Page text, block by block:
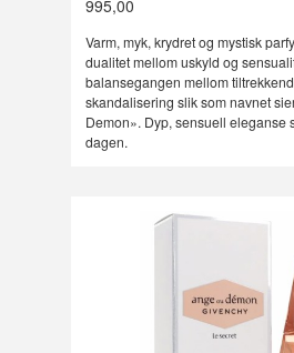
995,00
Varm, myk, krydret og mystisk
dualitet mellom uskyld og
balansegangen mellom
skandalisering slik som navnet
Demon». Dyp, sensuell eleganse
dagen.